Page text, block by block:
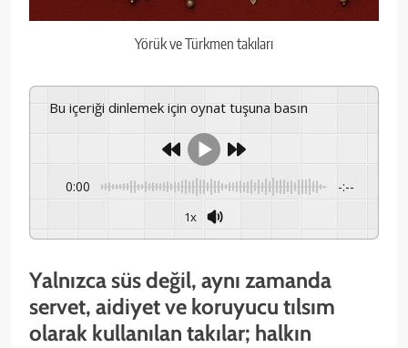
Yörük ve Türkmen takıları
Bu içeriği dinlemek için oynat tuşuna basın
0:00 -:--
1x
Yalnızca süs değil, aynı zamanda
servet, aidiyet ve koruyucu tılsım
olarak kullanılan takılar; halkın